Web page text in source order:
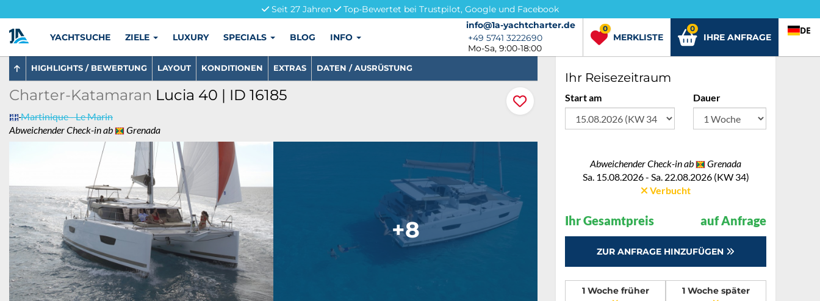
Seit 27 Jahren
Top-Bewertet bei Trustpilot, Google und Facebook
info@1a-yachtcharter.de
info@1a-yachtcharter.de
+49 5741 3222690
+49 5741 3222690
Mo-Sa, 9:00-18:00
MERKLISTE
0
IHRE ANFRAGE
0 DE
YACHTSUCHE ZIELE LUXURY SPECIALS BLOG INFO
HIGHLIGHTS / BEWERTUNG LAYOUT KONDITIONEN EXTRAS DATEN / AUSRÜSTUNG
Charter-Katamaran Lucia 40 | ID 16185
Martinique - Le Marin
Abweichender Check-in ab
Grenada
+8
Ihr Reisezeitraum
Start am Dauer
Abweichender Check-in ab
Grenada
Sa. 15.08.2026 - Sa. 22.08.2026 (KW 34)
Verbucht
Ihr Gesamtpreis auf Anfrage
ZUR ANFRAGE HINZUFÜGEN
1 Woche früher 1 Woche später